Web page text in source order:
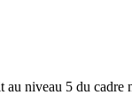
niveau 5 du cadre